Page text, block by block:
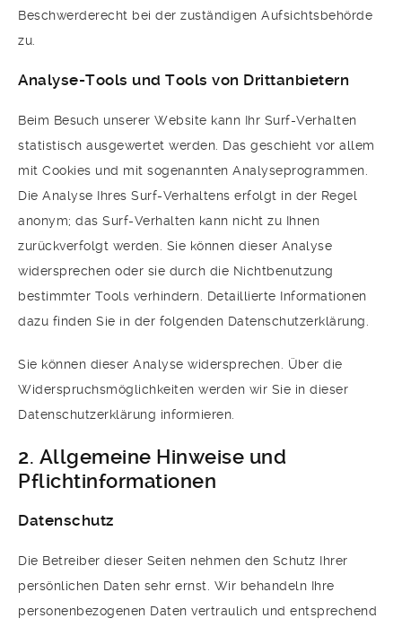
Beschwerderecht bei der zuständigen Aufsichtsbehörde
zu.
Analyse-Tools und Tools von Drittanbietern
Beim Besuch unserer Website kann Ihr Surf-Verhalten
statistisch ausgewertet werden. Das geschieht vor allem
mit Cookies und mit sogenannten Analyseprogrammen.
Die Analyse Ihres Surf-Verhaltens erfolgt in der Regel
anonym; das Surf-Verhalten kann nicht zu Ihnen
zurückverfolgt werden. Sie können dieser Analyse
widersprechen oder sie durch die Nichtbenutzung
bestimmter Tools verhindern. Detaillierte Informationen
dazu finden Sie in der folgenden Datenschutzerklärung.
Sie können dieser Analyse widersprechen. Über die
Widerspruchsmöglichkeiten werden wir Sie in dieser
Datenschutzerklärung informieren.
2. Allgemeine Hinweise und
Pflichtinformationen
Datenschutz
Die Betreiber dieser Seiten nehmen den Schutz Ihrer
persönlichen Daten sehr ernst. Wir behandeln Ihre
personenbezogenen Daten vertraulich und entsprechend